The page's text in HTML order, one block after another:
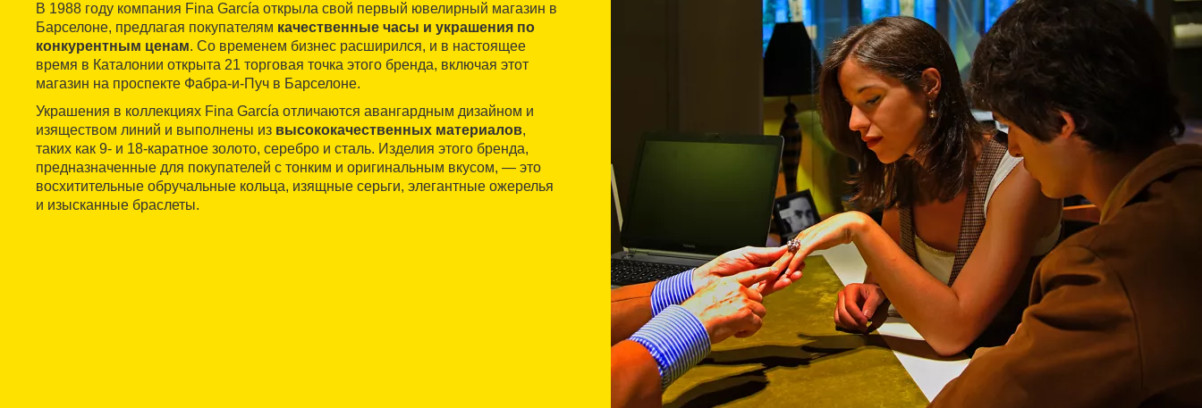
В 1988 году компания Fina García открыла свой первый ювелирный магазин в
Барселоне, предлагая покупателям качественные часы и украшения по
конкурентным ценам. Со временем бизнес расширился, и в настоящее
время в Каталонии открыта 21 торговая точка этого бренда, включая этот
магазин на проспекте Фабра-и-Пуч в Барселоне.
Украшения в коллекциях Fina García отличаются авангардным дизайном и
изяществом линий и выполнены из высококачественных материалов,
таких как 9- и 18-каратное золото, серебро и сталь. Изделия этого бренда,
предназначенные для покупателей с тонким и оригинальным вкусом, — это
восхитительные обручальные кольца, изящные серьги, элегантные ожерелья
и изысканные браслеты.